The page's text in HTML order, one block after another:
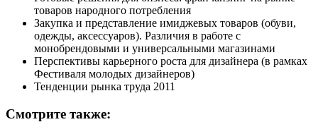
товаров народного потребления
Закупка и представление имиджевых товаров (обуви,
одежды, аксессуаров). Различия в работе с
монобрендовыми и универсальными магазинами
Перспективы карьерного роста для дизайнера (в рамках
Фестиваля молодых дизайнеров)
Тенденции рынка труда 2011
Смотрите также: